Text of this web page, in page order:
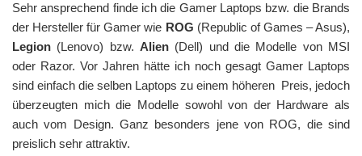
Sehr ansprechend finde ich die Gamer Laptops bzw. die Brands
der Hersteller für Gamer wie ROG (Republic of Games – Asus),
Legion (Lenovo) bzw. Alien (Dell) und die Modelle von MSI
oder Razor. Vor Jahren hätte ich noch gesagt Gamer Laptops
sind einfach die selben Laptops zu einem höheren Preis, jedoch
überzeugten mich die Modelle sowohl von der Hardware als
auch vom Design. Ganz besonders jene von ROG, die sind
preislich sehr attraktiv.